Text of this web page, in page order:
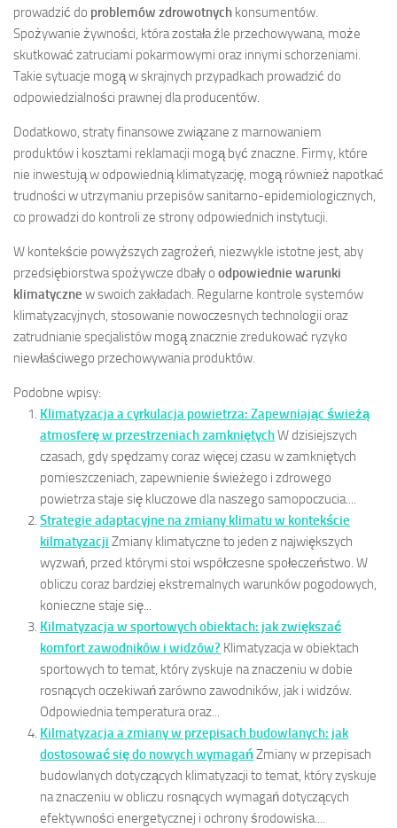
prowadzić do problemów zdrowotnych konsumentów.
Spożywanie żywności, która została źle przechowywana, może
skutkować zatruciami pokarmowymi oraz innymi schorzeniami.
Takie sytuacje mogą w skrajnych przypadkach prowadzić do
odpowiedzialności prawnej dla producentów.
Dodatkowo, straty finansowe związane z marnowaniem
produktów i kosztami reklamacji mogą być znaczne. Firmy, które
nie inwestują w odpowiednią klimatyzację, mogą również napotkać
trudności w utrzymaniu przepisów sanitarno-epidemiologicznych,
co prowadzi do kontroli ze strony odpowiednich instytucji.
W kontekście powyższych zagrożeń, niezwykle istotne jest, aby
przedsiębiorstwa spożywcze dbały o odpowiednie warunki
klimatyczne w swoich zakładach. Regularne kontrole systemów
klimatyzacyjnych, stosowanie nowoczesnych technologii oraz
zatrudnianie specjalistów mogą znacznie zredukować ryzyko
niewłaściwego przechowywania produktów.
Podobne wpisy:
Klimatyzacja a cyrkulacja powietrza: Zapewniając świeżą
atmosferę w przestrzeniach zamkniętychW dzisiejszych
czasach, gdy spędzamy coraz więcej czasu w zamkniętych
pomieszczeniach, zapewnienie świeżego i zdrowego
powietrza staje się kluczowe dla naszego samopoczucia....
Strategie adaptacyjne na zmiany klimatu w kontekście
kilmatyzacji Zmiany klimatyczne to jeden z największych
wyzwań, przed którymi stoi współczesne społeczeństwo. W
obliczu coraz bardziej ekstremalnych warunków pogodowych,
konieczne staje się...
Kilmatyzacja w sportowych obiektach: jak zwiększać
komfort zawodników i widzów? Klimatyzacja w obiektach
sportowych to temat, który zyskuje na znaczeniu w dobie
rosnących oczekiwań zarówno zawodników, jak i widzów.
Odpowiednia temperatura oraz...
Kilmatyzacja a zmiany w przepisach budowlanych: jak
dostosować się do nowych wymagańZmiany w przepisach
budowlanych dotyczących klimatyzacji to temat, który zyskuje
na znaczeniu w obliczu rosnących wymagań dotyczących
efektywności energetycznej i ochrony środowiska....